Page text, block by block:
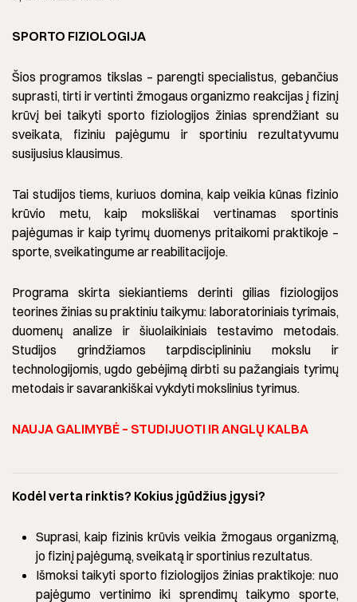
SPORTO FIZIOLOGIJA
Šios programos tikslas – parengti specialistus, gebančius
suprasti, tirti ir vertinti žmogaus organizmo reakcijas į fizinį
krūvį bei taikyti sporto fiziologijos žinias sprendžiant su
sveikata, fiziniu pajėgumu ir sportiniu rezultatyvumu
susijusius klausimus.
Tai studijos tiems, kuriuos domina, kaip veikia kūnas fizinio
krūvio metu, kaip moksliškai vertinamas sportinis
pajėgumas ir kaip tyrimų duomenys pritaikomi praktikoje –
sporte, sveikatingume ar reabilitacijoje.
Programa skirta siekiantiems derinti gilias fiziologijos
teorines žinias su praktiniu taikymu: laboratoriniais tyrimais,
duomenų analize ir šiuolaikiniais testavimo metodais.
Studijos grindžiamos tarpdisciplininiu mokslu ir
technologijomis, ugdo gebėjimą dirbti su pažangiais tyrimų
metodais ir savarankiškai vykdyti mokslinius tyrimus.
NAUJA GALIMYBĖ – STUDIJUOTI IR ANGLŲ KALBA
Kodėl verta rinktis? Kokius įgūdžius įgysi?
Suprasi, kaip fizinis krūvis veikia žmogaus organizmą,
jo fizinį pajėgumą, sveikatą ir sportinius rezultatus.
Išmoksi taikyti sporto fiziologijos žinias praktikoje: nuo
pajėgumo vertinimo iki sprendimų taikymo sporte,